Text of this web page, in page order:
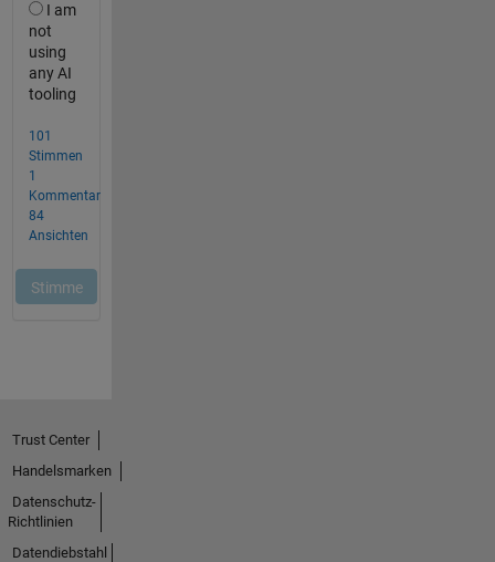
Trust Center
Handelsmarken
Datenschutz-
Richtlinien
Datendiebstahl